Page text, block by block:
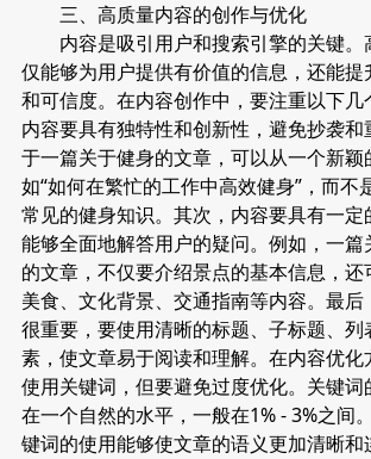
三、高质量内容的创作与优化
内容是吸引用户和搜索引擎的关键。
仅能够为用户提供有价值的信息，还能提
和可信度。在内容创作中，要注重以下几
内容要具有独特性和创新性，避免抄袭
于一篇关于健身的文章，可以从一个新颖
如“如何在繁忙的工作中高效健身”，而不
常见的健身知识。其次，内容要具有一定
能够全面地解答用户的疑问。例如，一
的文章，不仅要介绍景点的基本信息，还
美食、文化背景、交通指南等内容。最
很重要，要使用清晰的标题、子标题、列
素，使文章易于阅读和理解。在内容优
使用关键词，但要避免过度优化。关键
在一个自然的水平，一般在1% - 3%之间
键词的使用能够使文章的语义更加清晰和